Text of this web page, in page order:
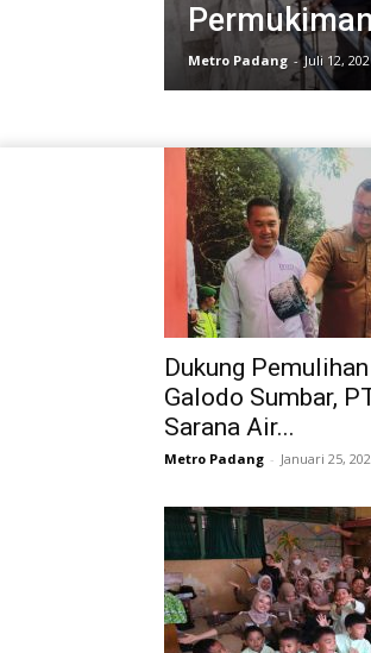
Metro Padang - Juli 12,
Dukung
Galodo Sumbar,
Sarana Air...
Metro Padang - Januari 25,